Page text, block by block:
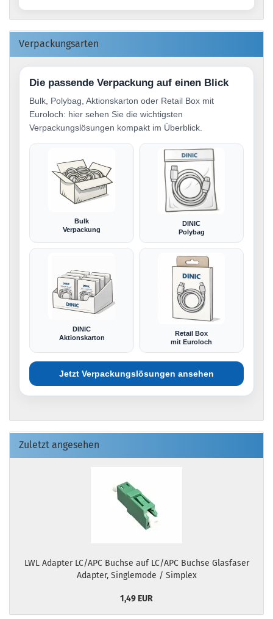
Verpackungsarten
Die passende Verpackung auf einen Blick
Bulk, Polybag, Aktionskarton oder Retail Box mit
Euroloch: hier sehen Sie die wichtigsten
Verpackungslösungen kompakt im Überblick.
Bulk
Verpackung
DINIC
Polybag
DINIC
Aktionskarton
Retail Box
mit Euroloch
Jetzt Verpackungslösungen ansehen
Zuletzt angesehen
LWL Adapter LC/APC Buchse auf LC/APC Buchse Glasfaser
Adapter, Singlemode / Simplex
1,49 EUR